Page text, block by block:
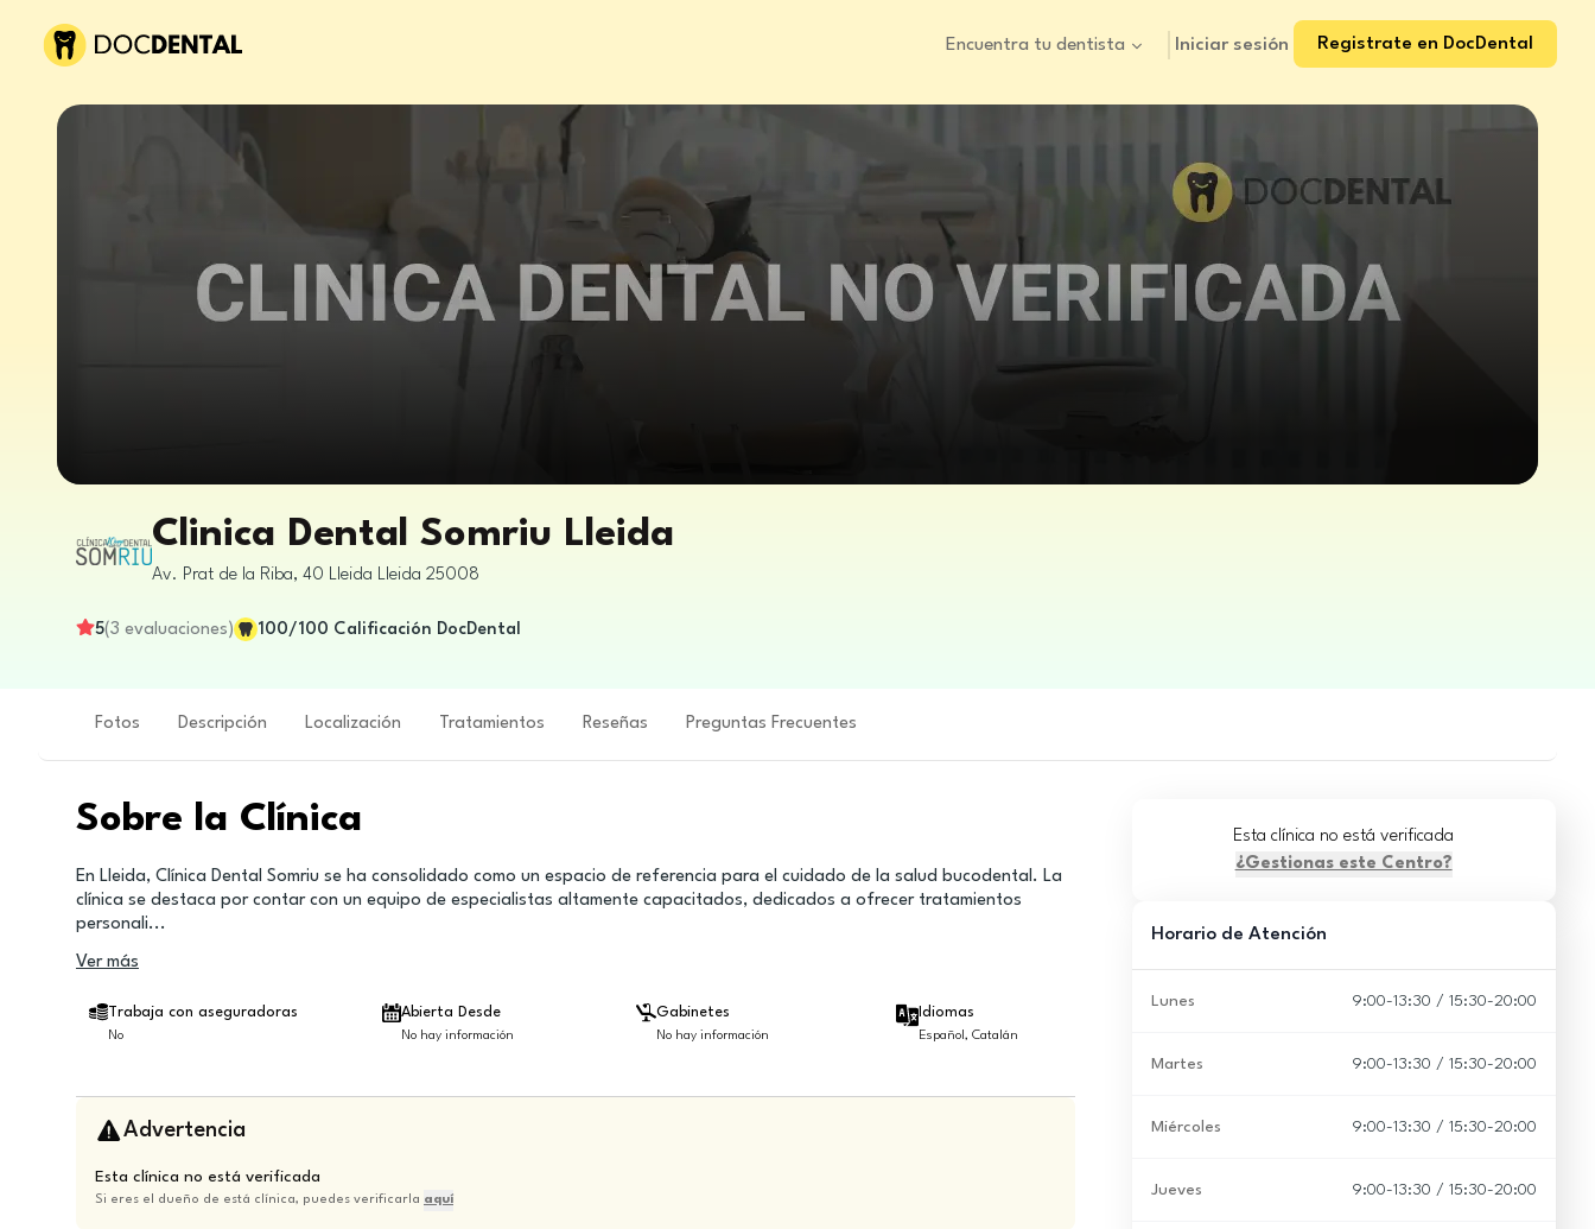
Encuentra tu dentista Iniciar sesión Registrate en DocDental
Clinica Dental Somriu Lleida
Av. Prat de la Riba, 40 Lleida Lleida 25008
5(3 evaluaciones) 100/100 Calificación DocDental
Fotos Descripción Localización Tratamientos Reseñas Preguntas Frecuentes
Sobre la Clínica
En Lleida, Clínica Dental Somriu se ha consolidado como un espacio de referencia para el cuidado de la salud bucodental. La
clínica se destaca por contar con un equipo de especialistas altamente capacitados, dedicados a ofrecer tratamientos
personali...
Ver más
Trabaja con aseguradoras
No
Abierta Desde
No hay información
Gabinetes
No hay información
Idiomas
Español, Catalán
Advertencia
Esta clínica no está verificada
Si eres el dueño de está clínica, puedes verificarla aquí
Esta clínica no está verificada
¿Gestionas este Centro?
Horario de Atención
Lunes 9:00-13:30 / 15:30-20:00
Martes 9:00-13:30 / 15:30-20:00
Miércoles 9:00-13:30 / 15:30-20:00
Jueves 9:00-13:30 / 15:30-20:00